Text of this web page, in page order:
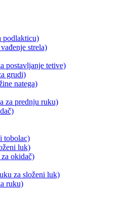
podlakticu)
strela)
postavljanje tetive)
grudi)
natega)
za prednju ruku)
tobolac)
luk)
okidač)
za složeni luk)
ruku)